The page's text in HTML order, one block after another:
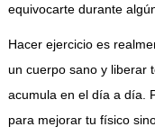
equivocarte durante
Hacer ejercicio es
un cuerpo sano y liberar
acumula en el día a día.
para mejorar tu físico